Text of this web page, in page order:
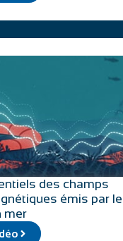
des champs
émis par
mer